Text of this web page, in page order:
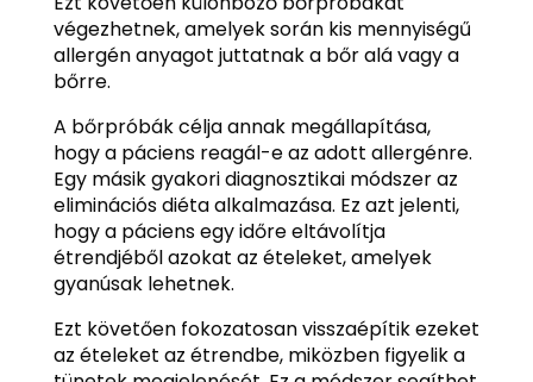
végezhetnek, amelyek során kis mennyiségű
allergén anyagot juttatnak a bőr alá vagy a
bőrre.
A bőrpróbák célja annak megállapítása,
hogy a páciens reagál-e az adott allergénre.
Egy másik gyakori diagnosztikai módszer az
eliminációs diéta alkalmazása. Ez azt jelenti,
hogy a páciens egy időre eltávolítja
étrendjéből azokat az ételeket, amelyek
gyanúsak lehetnek.
Ezt követően fokozatosan visszaépítik ezeket
az ételeket az étrendbe, miközben figyelik a